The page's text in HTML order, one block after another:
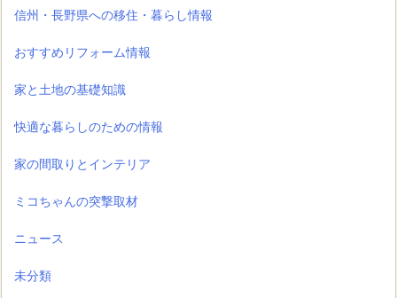
信州・長野県への移住・暮らし情報
おすすめリフォーム情報
家と土地の基礎知識
快適な暮らしのための情報
家の間取りとインテリア
ミコちゃんの突撃取材
ニュース
未分類